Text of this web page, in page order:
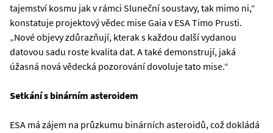
tajemství kosmu jak v rámci Sluneční soustavy, tak mimo ni,“
konstatuje projektový vědec mise Gaia v ESA Timo Prusti.
„Nové objevy zdůrazňují, kterak s každou další vydanou
datovou sadu roste kvalita dat. A také demonstrují, jaká
úžasná nová vědecká pozorování dovoluje tato mise.“
Setkání s binárním asteroidem
ESA má zájem na průzkumu binárních asteroidů, což dokládá